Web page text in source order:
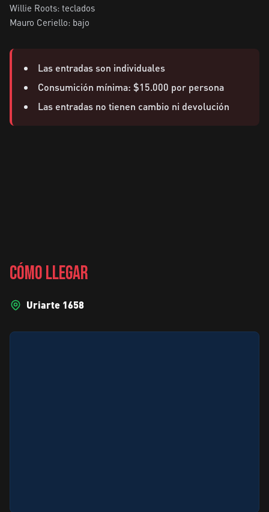
Willie Roots: teclados
Mauro Ceriello: bajo
Las entradas son individuales
Consumición mínima: $15.000 por persona
Las entradas no tienen cambio ni devolución
CÓMO LLEGAR
Uriarte 1658